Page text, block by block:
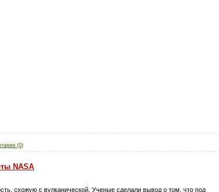
(0)
NASA
схожую с вулканической. Ученые сделали вывод о том, что под